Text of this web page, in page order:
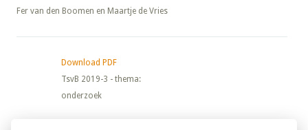
​​​​​​​Fer van den Boomen en Maartje de Vries
Download PDF
TsvB 2019-3 - thema:
onderzoek